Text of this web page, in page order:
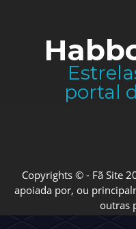
portal
Copyrights © - Fã Site
apoiada por, ou
outras